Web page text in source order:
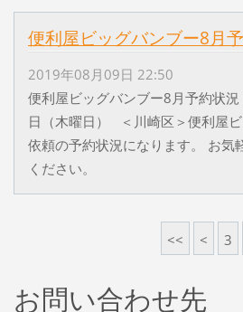
便利屋ビッグバンブー8月
2019年08月09日 22:50
便利屋ビッグバンブー8月予約状
日（木曜日） ＜川崎区＞便利屋
依頼の予約状況になります。 お気
ください。
<< < 3
お問い合わせ先